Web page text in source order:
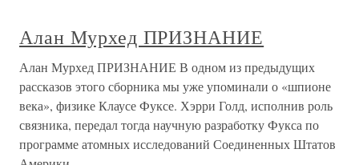
Алан Мурхед ПРИЗНАНИЕ
Алан Мурхед ПРИЗНАНИЕ В одном из предыдущих
рассказов этого сборника мы уже упоминали о «шпионе
века», физике Клаусе Фуксе. Хэрри Голд, исполнив роль
связника, передал тогда научную разработку Фукса по
программе атомных исследований Соединенных Штатов